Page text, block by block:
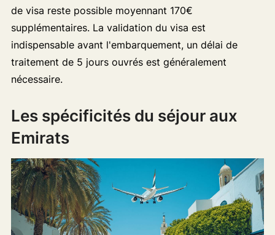
de visa reste possible moyennant 170€
supplémentaires. La validation du visa est
indispensable avant l'embarquement, un délai de
traitement de 5 jours ouvrés est généralement
nécessaire.
Les spécificités du séjour aux
Emirats